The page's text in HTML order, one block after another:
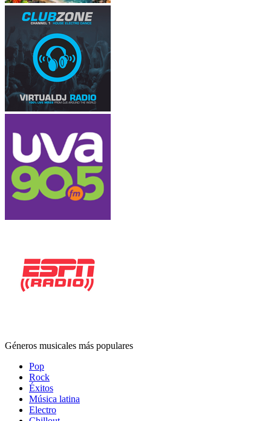
Géneros musicales más populares
Pop
Rock
Éxitos
Música latina
Electro